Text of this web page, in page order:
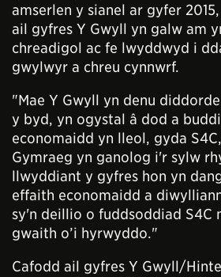
amserlen y sianel ar gyfer
ail gyfres Y Gwyll yn galw am
chreadigol ac fe lwyddwyd i
gwylwyr a chreu cynnwrf.
"Mae Y Gwyll yn denu
y byd, yn ogystal â dod a
economaidd yn lleol, gyda
Gymraeg yn ganolog i'r sylw
llwyddiant y gyfres hon yn
effaith economaidd a
sy'n deillio o fuddsoddiad S4C
gwaith o’i hyrwyddo."
Cafodd ail gyfres Y Gwyll/